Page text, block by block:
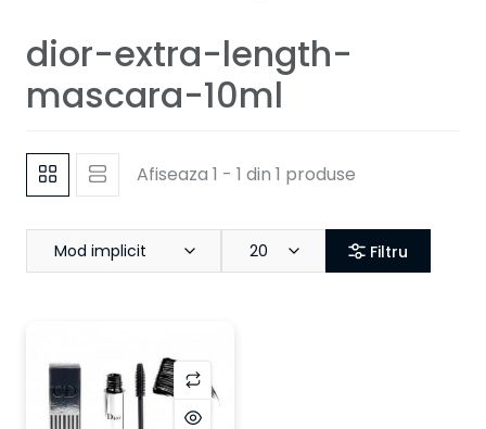
dior-extra-length-
mascara-10ml
Afiseaza 1 - 1 din 1 produse
Mod implicit 20 Filtru